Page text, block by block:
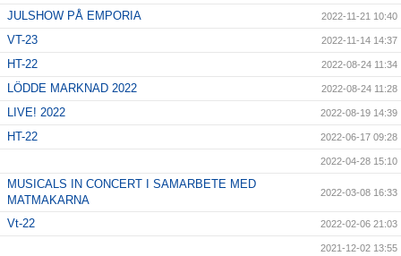
JULSHOW PÅ EMPORIA 2022-11-21 10:40
VT-23 2022-11-14 14:37
HT-22 2022-08-24 11:34
LÖDDE MARKNAD 2022 2022-08-24 11:28
LIVE! 2022 2022-08-19 14:39
HT-22 2022-06-17 09:28
2022-04-28 15:10
MUSICALS IN CONCERT I SAMARBETE MED
MATMAKARNA
2022-03-08 16:33
Vt-22 2022-02-06 21:03
2021-12-02 13:55